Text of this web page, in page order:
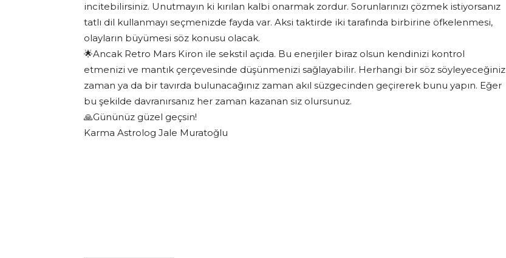
incitebilirsiniz. Unutmayın ki kırılan kalbi onarmak zordur. Sorunlarınızı çözmek istiyorsanız
tatlı dil kullanmayı seçmenizde fayda var. Aksi taktirde iki tarafında birbirine öfkelenmesi,
olayların büyümesi söz konusu olacak.
🌟Ancak Retro Mars Kiron ile sekstil açıda. Bu enerjiler biraz olsun kendinizi kontrol
etmenizi ve mantık çerçevesinde düşünmenizi sağlayabilir. Herhangi bir söz söyleyeceğiniz
zaman ya da bir tavırda bulunacağınız zaman akıl süzgecinden geçirerek bunu yapın. Eğer
bu şekilde davranırsanız her zaman kazanan siz olursunuz.
🙏Gününüz güzel geçsin!
Karma Astrolog Jale Muratoğlu